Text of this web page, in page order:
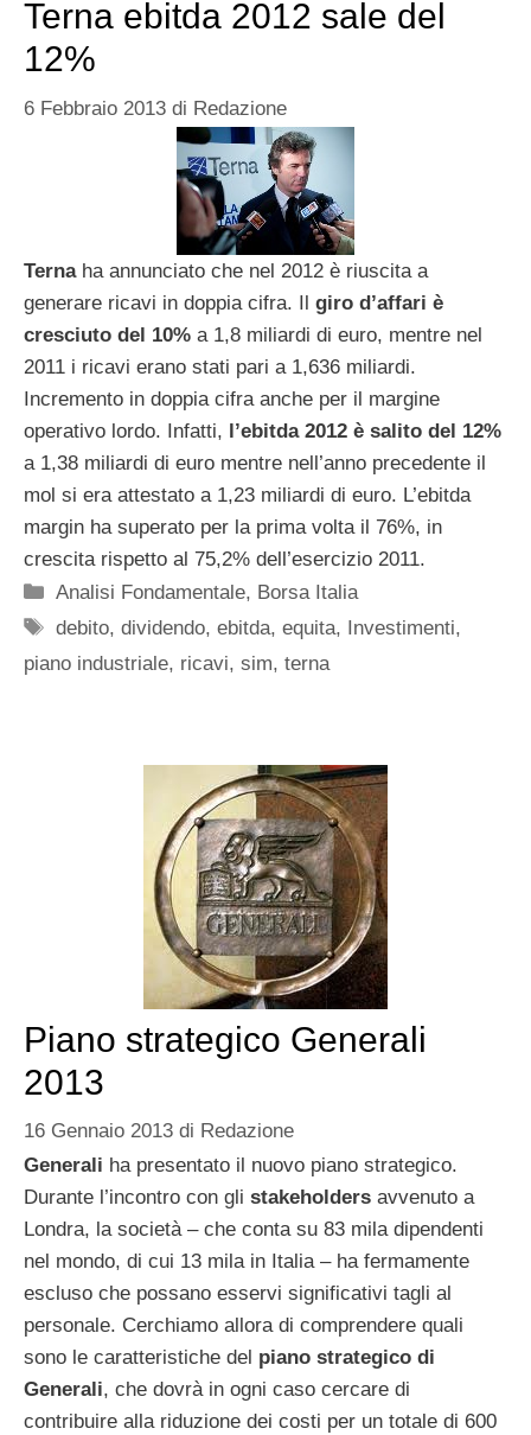
Terna ebitda 2012 sale del
12%
6 Febbraio 2013 di Redazione
Ternaha annunciato che nel 2012 è riuscita a
generare ricavi in doppia cifra. Il giro d’affari è
cresciuto del 10% a 1,8 miliardi di euro, mentre nel
2011 i ricavi erano stati pari a 1,636 miliardi.
Incremento in doppia cifra anche per il margine
operativo lordo. Infatti, l’ebitda 2012 è salito del 12%
a 1,38 miliardi di euro mentre nell’anno precedente il
mol si era attestato a 1,23 miliardi di euro. L’ebitda
margin ha superato per la prima volta il 76%, in
crescita rispetto al 75,2% dell’esercizio 2011.
Categorie
Analisi Fondamentale, Borsa Italia
Tag
debito,dividendo,ebitda,equita, Investimenti,
piano industriale, ricavi, sim, terna
Piano strategico Generali
2013
16 Gennaio 2013 di Redazione
Generali ha presentato il nuovo piano strategico.
Durante l’incontro con gli stakeholders avvenuto a
Londra, la società – che conta su 83 mila dipendenti
nel mondo, di cui 13 mila in Italia – ha fermamente
escluso che possano esservi significativi tagli al
personale. Cerchiamo allora di comprendere quali
sono le caratteristiche del piano strategico di
Generali, che dovrà in ogni caso cercare di
contribuire alla riduzione dei costi per un totale di 600